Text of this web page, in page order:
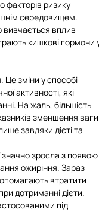
факторів ризику
середовищем.
вивчається вплив
кишкові гормони
Це зміни у способі
активності, які
На жаль, більшість
зменшення ваги
завдяки дієті та
значно зросла з появою
ожиріння. Зараз
втратити
дотриманні дієти.
під